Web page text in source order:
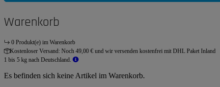
Warenkorb
0 Produkt(e) im Warenkorb
Kostenloser Versand: Noch 49,00 € und wir versenden kostenfrei mit DHL Paket Inland
1 bis 5 kg nach Deutschland.
Es befinden sich keine Artikel im Warenkorb.